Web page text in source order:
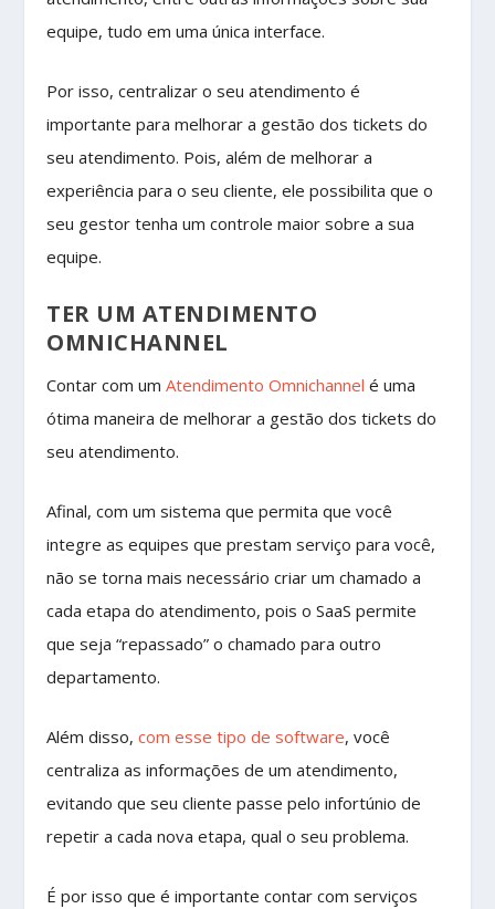
equipe, tudo em uma única interface.
Por isso, centralizar o seu atendimento é
importante para melhorar a gestão dos tickets do
seu atendimento. Pois, além de melhorar a
experiência para o seu cliente, ele possibilita que o
seu gestor tenha um controle maior sobre a sua
equipe.
TER UM ATENDIMENTO
OMNICHANNEL
Contar com umAtendimento Omnichannel é uma
ótima maneira de melhorar a gestão dos tickets do
seu atendimento.
Afinal, com um sistema que permita que você
integre as equipes que prestam serviço para você,
não se torna mais necessário criar um chamado a
cada etapa do atendimento, pois o SaaS permite
que seja “repassado” o chamado para outro
departamento.
Além disso,com esse tipo de software, você
centraliza as informações de um atendimento,
evitando que seu cliente passe pelo infortúnio de
repetir a cada nova etapa, qual o seu problema.
É por isso que é importante contar com serviços